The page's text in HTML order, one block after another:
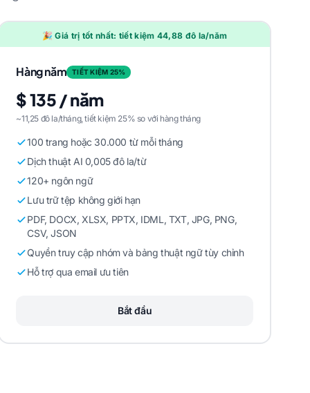
🎉 Giá trị tốt nhất: tiết kiệm 44,88 đô la/năm
Hàng năm TIẾT KIỆM 25%
$ 135 / năm
~11,25 đô la/tháng, tiết kiệm 25% so với hàng tháng
100 trang hoặc 30.000 từ mỗi tháng
Dịch thuật AI 0,005 đô la/từ
120+ ngôn ngữ
Lưu trữ tệp không giới hạn
PDF, DOCX, XLSX, PPTX, IDML, TXT, JPG, PNG,
CSV, JSON
Quyền truy cập nhóm và bảng thuật ngữ tùy chỉnh
Hỗ trợ qua email ưu tiên
Bắt đầu